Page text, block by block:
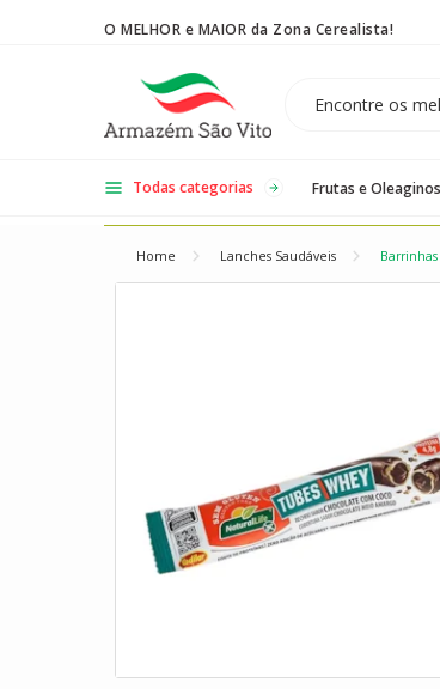
O MELHOR e MAIOR da Zona Cerealista!
Todas categorias Frutas e
Home Lanches Saudáveis Barrinhas